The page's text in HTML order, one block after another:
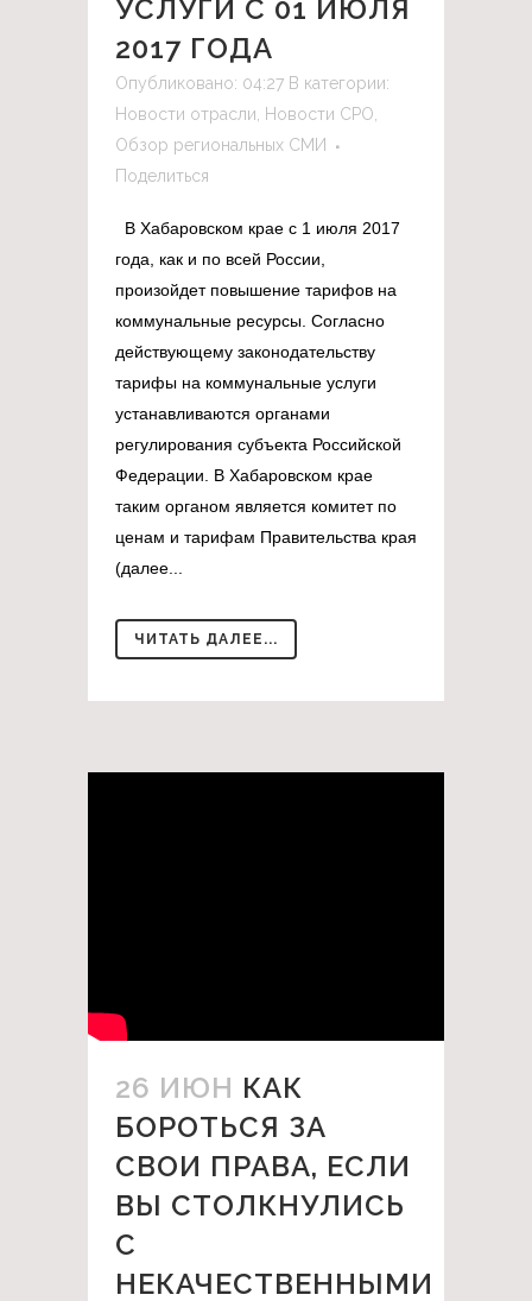
УСЛУГИ С 01 ИЮЛЯ
2017 ГОДА
Опубликовано: 04:27 В категории:
Новости отрасли, Новости СРО,
Обзор региональных СМИ
Поделиться
В Хабаровском крае с 1 июля 2017
года, как и по всей России,
произойдет повышение тарифов на
коммунальные ресурсы. Согласно
действующему законодательству
тарифы на коммунальные услуги
устанавливаются органами
регулирования субъекта Российской
Федерации. В Хабаровском крае
таким органом является комитет по
ценам и тарифам Правительства края
(далее...
ЧИТАТЬ ДАЛЕЕ...
26 ИЮН КАК
БОРОТЬСЯ ЗА
СВОИ ПРАВА, ЕСЛИ
ВЫ СТОЛКНУЛИСЬ
С
НЕКАЧЕСТВЕННЫМИ